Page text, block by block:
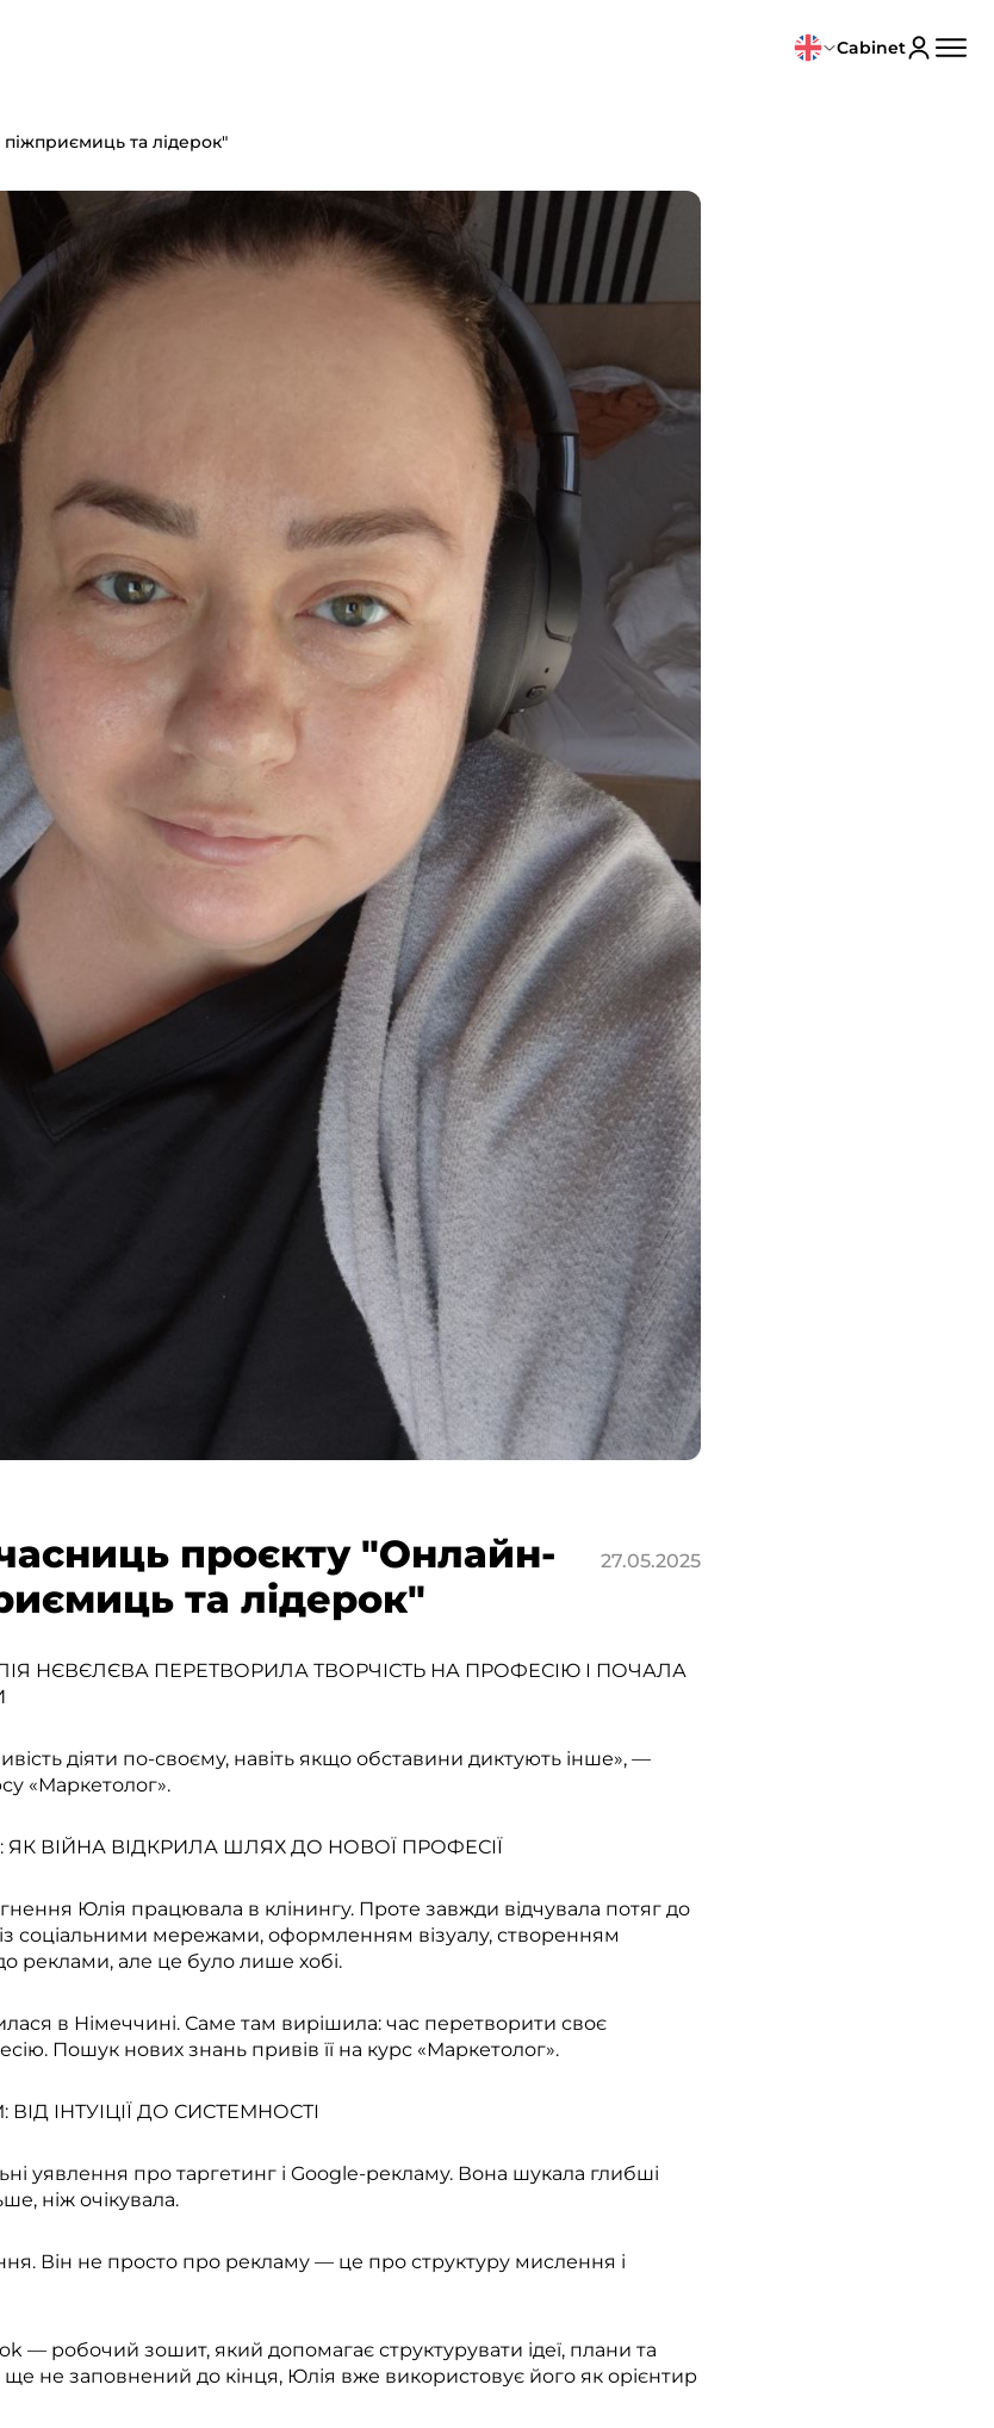
Cabinet
піжприємиць та лідерок"
проєкту "Онлайн-
та лідерок"
27.05.2025
НЄВЄЛЄВА ПЕРЕТВОРИЛА ТВОРЧІСТЬ НА ПРОФЕСІЮ І ПОЧАЛА
діяти по-своєму, навіть якщо обставини диктують інше», —
«Маркетолог».
ЯК ВІЙНА ВІДКРИЛА ШЛЯХ ДО НОВОЇ ПРОФЕСІЇ
Юлія працювала в клінингу. Проте завжди відчувала потяг до
соціальними мережами, оформленням візуалу, створенням
реклами, але це було лише хобі.
в Німеччині. Саме там вирішила: час перетворити своє
Пошук нових знань привів її на курс «Маркетолог».
ІНТУІЦІЇ ДО СИСТЕМНОСТІ
уявлення про таргетинг і Google-рекламу. Вона шукала глибші
ніж очікувала.
Він не просто про рекламу — це про структуру мислення і
— робочий зошит, який допомагає структурувати ідеї, плани та
ще не заповнений до кінця, Юлія вже використовує його як орієнтир